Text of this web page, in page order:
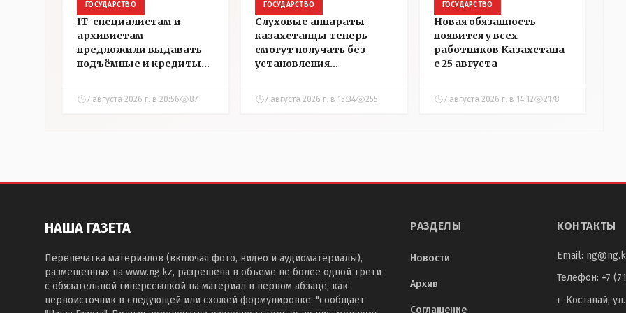
ГОСУДАРСТВО
IT-специалистам и
архивистам
предложили выдавать
подъёмные и кредиты
7 августа 2026 г. в 20:56 87
ГОСУДАРСТВО
Слуховые аппараты
казахстанцы теперь
смогут получать без
установления
7 августа 2026 г. в 15:34 255
ГОСУДАРСТВО
Новая обязанность
появится у всех
работников Казахстана
с 25 августа
7 августа 2026 г. в 14:12 2178
НАША ГАЗЕТА
Перепечатка материалов (включая фото, видео и аудиоматериалы),
размещенных на www.ng.kz, разрешена в объеме не более одной трети
с обязательной гиперссылкой на материал в первом абзаце, как
первоисточник в следующей или схожей формулировке: "сообщает
РАЗДЕЛЫ
Новости
Архив
Соглашение
КОНТАКТЫ
Email:
Телефон: +7
г. Костанай,